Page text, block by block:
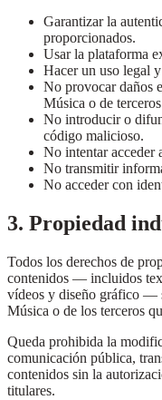
Garantizar la
proporcionados.
Usar la plataforma
Hacer un uso legal
No provocar daños
Música o de
No introducir o
código malicioso.
No intentar acceder
No transmitir
No acceder con
3. Propiedad
Todos los derechos de
contenidos — incluidos
vídeos y diseño gráfico —
Música o de los terceros
Queda prohibida la
comunicación pública,
contenidos sin la
titulares.